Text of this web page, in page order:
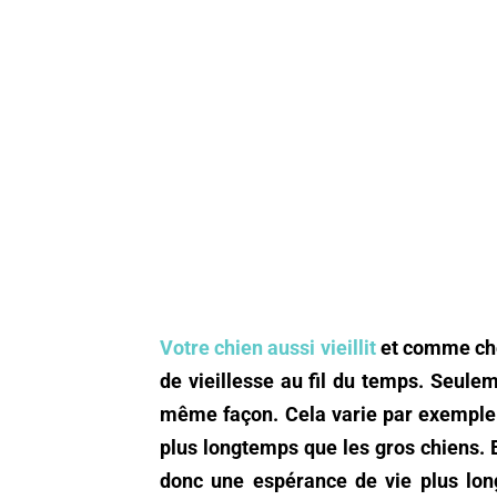
Votre chien aussi vieillitet comme
de vieillesse au fil du temps.
même façon. Cela varie par
plus longtemps que les gros
donc une espérance de vie plus